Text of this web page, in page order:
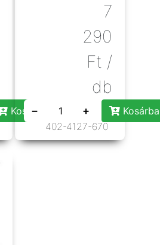
Kosárba rakás
7
290
Ft /
db
− +
402-4127-670